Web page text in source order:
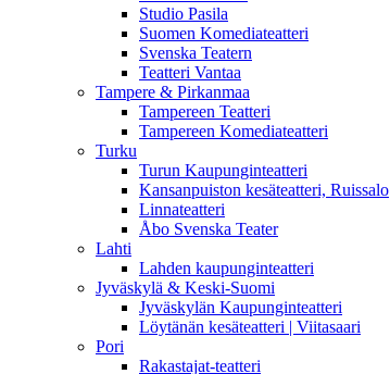
Studio Pasila
Suomen Komediateatteri
Svenska Teatern
Teatteri Vantaa
Tampere & Pirkanmaa
Tampereen Teatteri
Tampereen Komediateatteri
Turku
Turun Kaupunginteatteri
Kansanpuiston kesäteatteri, Ruissalo
Linnateatteri
Åbo Svenska Teater
Lahti
Lahden kaupunginteatteri
Jyväskylä & Keski-Suomi
Jyväskylän Kaupunginteatteri
Löytänän kesäteatteri | Viitasaari
Pori
Rakastajat-teatteri